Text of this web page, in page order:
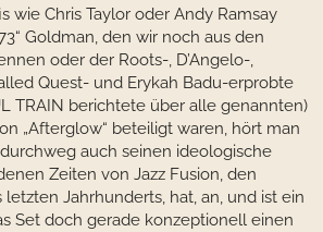
wie Chris Taylor oder Andy Ramsay
Goldman, den wir noch aus den
oder der Roots-, D’Angelo-,
Quest- und Erykah Badu-erprobte
TRAIN berichtete über alle genannten)
„Afterglow“ beteiligt waren, hört man
auch seinen ideologische
Zeiten von Jazz Fusion, den
letzten Jahrhunderts, hat, an, und ist ein
Set doch gerade konzeptionell einen